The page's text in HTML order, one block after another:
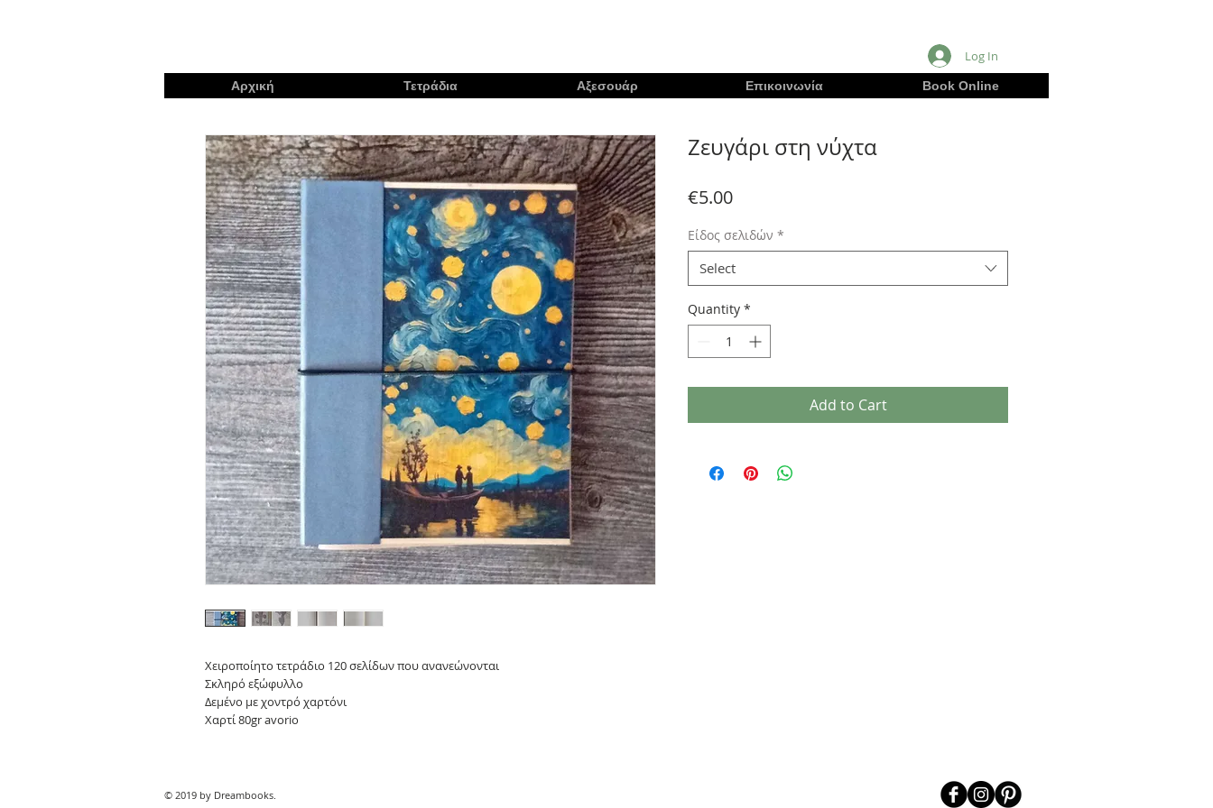
Αρχική Τετράδια Αξεσουάρ Επικοινωνία Book Online
Log In
Χειροποίητο τετράδιο 120 σελίδων που ανανεώνονται
Σκληρό εξώφυλλο
Δεμένο με χοντρό χαρτόνι
Χαρτί 80gr avorio
Ζευγάρι στη νύχτα
€5.00Price
Είδος σελιδών *
Select
Quantity *
Add to Cart
© 2019 by Dreambooks.